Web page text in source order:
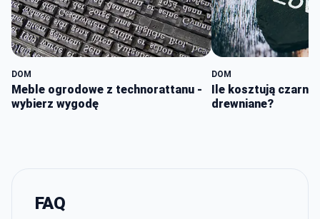
DOM
Meble ogrodowe z technorattanu -
wybierz wygodę
DOM
Ile kosztują czarne
drewniane?
FAQ